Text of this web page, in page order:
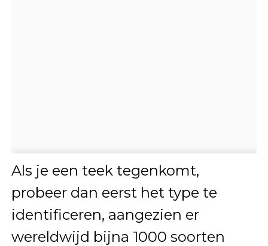
Als je een teek tegenkomt,
probeer dan eerst het type te
identificeren, aangezien er
wereldwijd bijna 1000 soorten